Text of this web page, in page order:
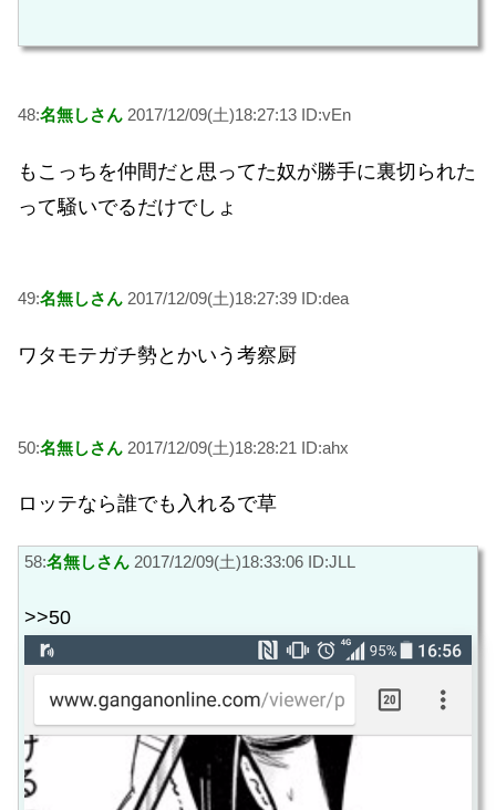
48:名無しさん 2017/12/09(土)18:27:13 ID:vEn
もこっちを仲間だと思ってた奴が勝手に裏切られた
って騒いでるだけでしょ
49:名無しさん 2017/12/09(土)18:27:39 ID:dea
ワタモテガチ勢とかいう考察厨
50:名無しさん 2017/12/09(土)18:28:21 ID:ahx
ロッテなら誰でも入れるで草
58:名無しさん 2017/12/09(土)18:33:06 ID:JLL
>>50